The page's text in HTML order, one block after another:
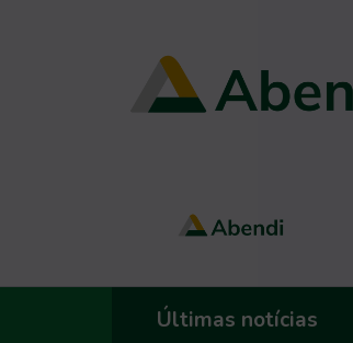
Últimas notícias